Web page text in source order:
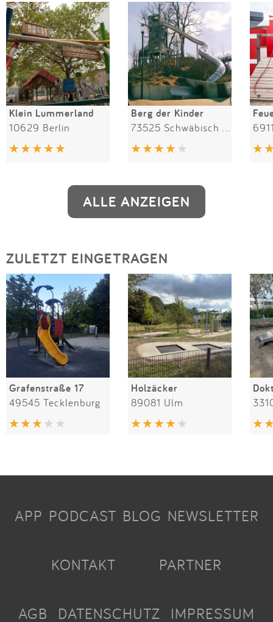
Klein Lummerland
10629 Berlin
Berg der Kinder
ALLE ANZEIGEN
ZULETZT EINGETRAGEN
Grafenstraße 17
49545 Tecklenburg
Holzäcker
89081 Ulm
APP PODCAST BLOG NEWSLETTER
KONTAKT PARTNER
AGB DATENSCHUTZ IMPRESSUM